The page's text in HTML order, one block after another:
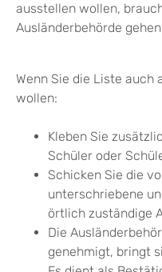
ausstellen wollen,
Ausländerbehörde
Wenn Sie die Liste auch
wollen:
Kleben Sie
Schüler oder
Schicken Sie die
unterschriebene
örtlich zuständige
Die
genehmigt, bringt